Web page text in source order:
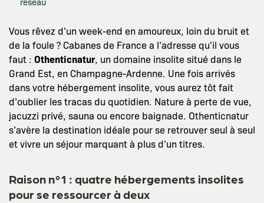
Vous rêvez d’un week-end en amoureux, loin du bruit et
de la foule ? Cabanes de France a l’adresse qu’il vous
faut : Othenticnatur, un domaine insolite situé dans le
Grand Est, en Champagne-Ardenne. Une fois arrivés
dans votre hébergement insolite, vous aurez tôt fait
d’oublier les tracas du quotidien. Nature à perte de vue,
jacuzzi privé, sauna ou encore baignade. Othenticnatur
s’avère la destination idéale pour se retrouver seul à seul
et vivre un séjour marquant à plus d’un titres.
Raison n°1 : quatre hébergements insolites
pour se ressourcer à deux